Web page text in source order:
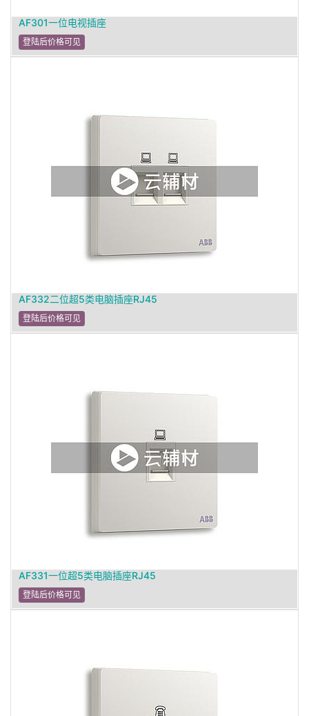
AF301一位电视插座
登陆后价格可见
AF332二位超5类电脑插座RJ45
登陆后价格可见
AF331一位超5类电脑插座RJ45
登陆后价格可见